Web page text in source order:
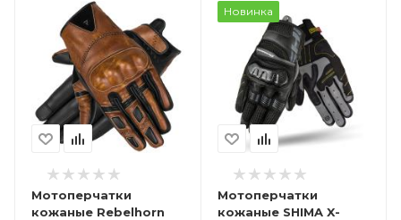
Мотоперчатки
кожаные Rebelhorn
Новинка
Мотоперчатки
кожаные SHIMA X-